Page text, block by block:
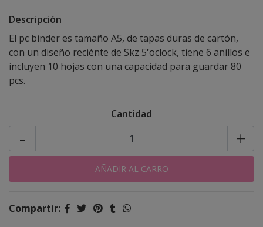
Descripción
El pc binder es tamaño A5, de tapas duras de cartón,
con un diseño reciénte de Skz 5'oclock, tiene 6 anillos e
incluyen 10 hojas con una capacidad para guardar 80
pcs.
Cantidad
+
-
Compartir: